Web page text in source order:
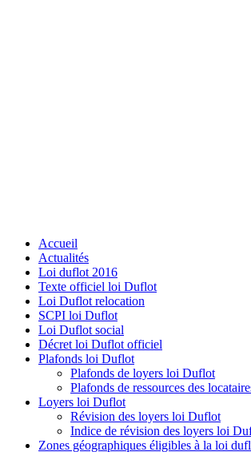
Accueil
Actualités
Loi duflot 2016
Texte officiel loi Duflot
Loi Duflot relocation
SCPI loi Duflot
Loi Duflot social
Décret loi Duflot officiel
Plafonds loi Duflot
Plafonds de loyers loi Duflot
Plafonds de ressources des
Loyers loi Duflot
Révision des loyers loi Duflot
Indice de révision des loyers loi
Zones géographiques éligibles à la loi